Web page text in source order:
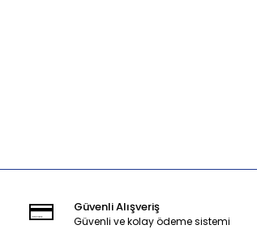
Güvenli Alışveriş
Güvenli ve kolay ödeme sistemi